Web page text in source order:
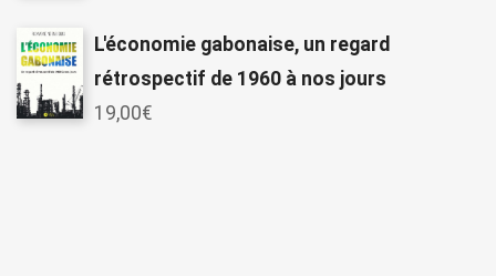
L'économie gabonaise, un regard
rétrospectif de 1960 à nos jours
19,00€